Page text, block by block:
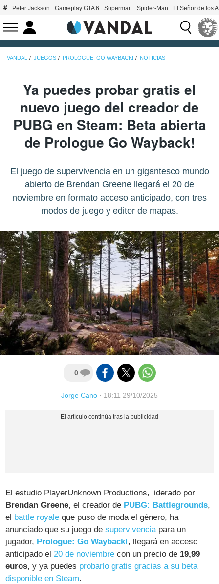
Peter Jackson Gameplay GTA 6 Superman Spider-Man El Señor de los
VANDAL JUEGOS PROLOGUE: GO WAYBACK! NOTICIAS
Ya puedes probar gratis el
nuevo juego del creador de
PUBG en Steam: Beta abierta
de Prologue Go Wayback!
El juego de supervivencia en un gigantesco mundo
abierto de Brendan Greene llegará el 20 de
noviembre en formato acceso anticipado, con tres
modos de juego y editor de mapas.
0
Jorge Cano · 18:11 29/10/2025
El estudio PlayerUnknown Productions, liderado por
Brendan Greene, el creador de PUBG: Battlegrounds,
el battle royale que puso de moda el género, ha
anunciado que su juego desupervivenciapara un
jugador, Prologue: Go Wayback!, llegará en acceso
anticipado el20 de noviembre con un precio de 19,99
euros, y ya puedes probarlo gratis gracias a su beta
disponible en Steam.